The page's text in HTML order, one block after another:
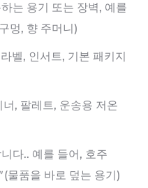
는 용기 또는 장벽, 예를
멍, 향 주머니)
벨, 인서트, 기본 패키지
, 팔레트, 운송용 저온
다.. 예를 들어, 호주
(물품을 바로 덮는 용기)